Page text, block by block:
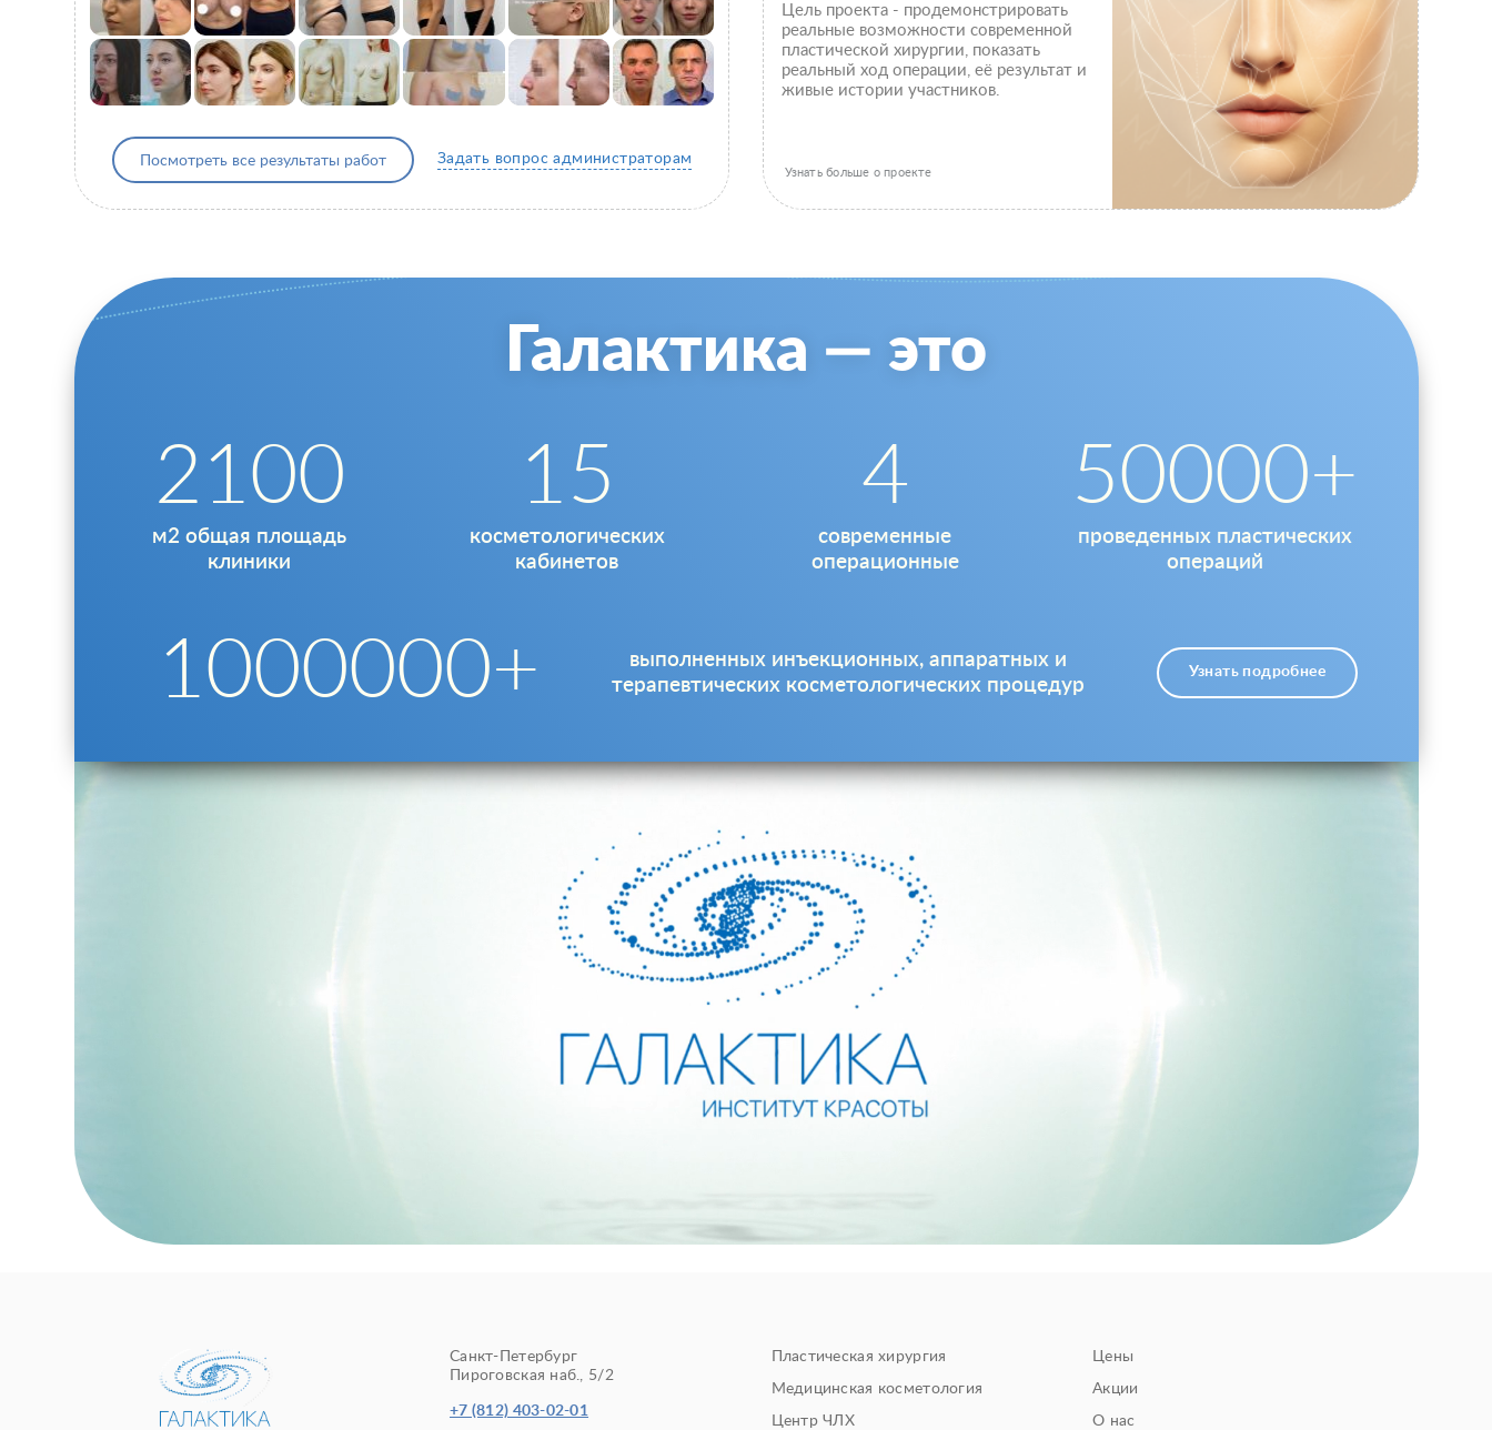
Посмотреть все результаты работ Задать вопрос администраторам
Цель проекта - продемонстрировать
реальные возможности современной
пластической хирургии, показать
реальный ход операции, её результат и
живые истории участников.
Узнать больше о проекте
Галактика — это
2100
м2 общая площадь
клиники
15
косметологических
кабинетов
4
современные
операционные
50000
проведенных пластических
операций
1000000+
выполненных инъекционных, аппаратных и
терапевтических косметологических процедур
Узнать подробнее
Санкт-Петербург
Пироговская наб., 5/2
+7 (812) 403-02-01
Пластическая хирургия
Медицинская косметология
Центр ЧЛХ
Цены
Акции
О нас